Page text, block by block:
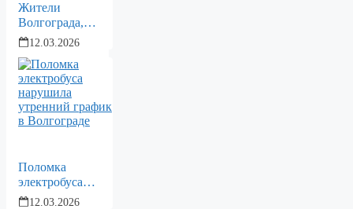
Жители
Волгограда,
внимание:
назвали точные
даты магнитных
бурь на март
2026 года!
12.03.2026
Поломка
электробуса
нарушила
12.03.2026